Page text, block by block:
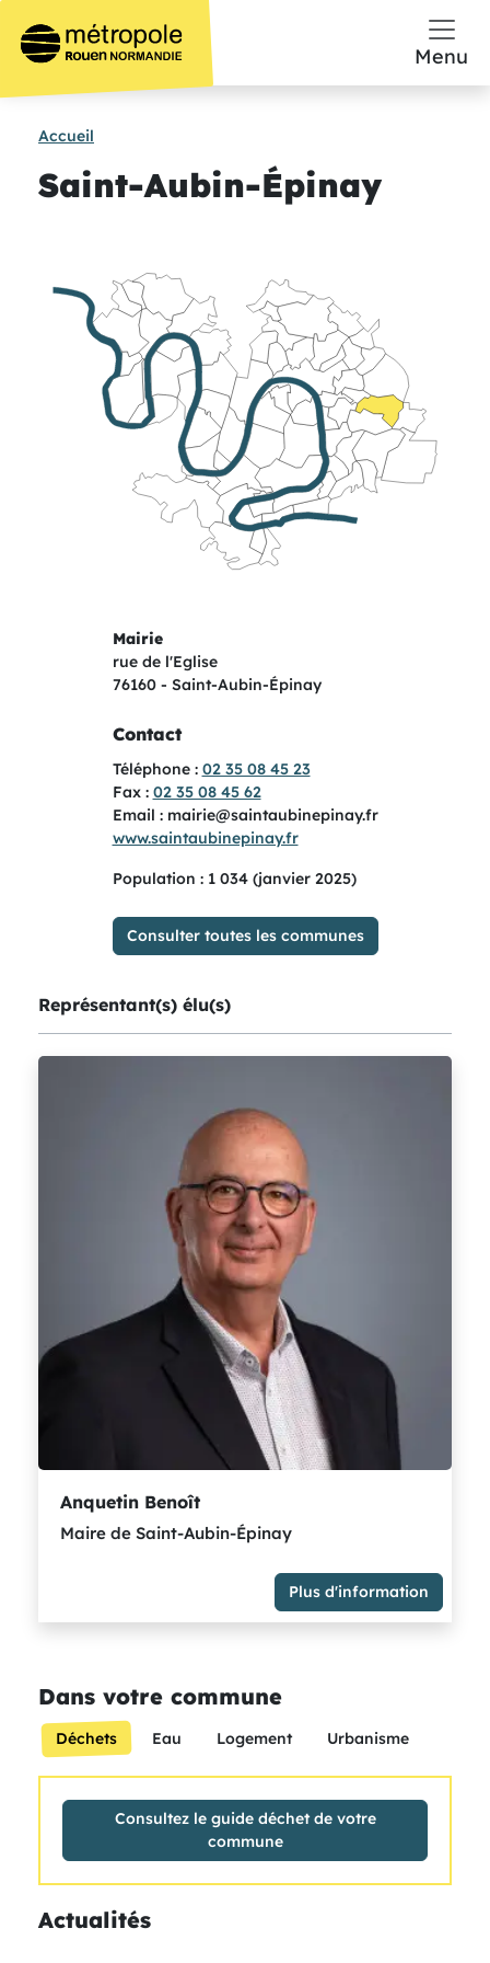
Menu
Accueil
Saint-Aubin-Épinay
Mairie
rue de l'Eglise
76160 - Saint-Aubin-Épinay
Contact
Téléphone
02 35 08 45 23
Fax
02 35 08 45 62
Email
mairie@saintaubinepinay.fr
Site internet
www.saintaubinepinay.fr
Population : 1 034 (janvier 2025)
Consulter toutes les communes
Représentant(s) élu(s)
Anquetin Benoît
Maire de Saint-Aubin-Épinay
Plus d'information
socialistes et citoyens rassemblés
Dans votre commune
Déchets Eau Logement Urbanisme
Consultez le guide déchet de votre
commune
Actualités